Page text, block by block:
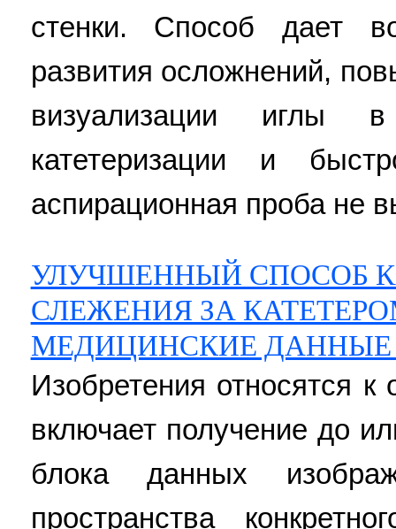
стенки. Способ дает
развития осложнений,
визуализации иглы
катетеризации и
аспирационная проба не
УЛУЧШЕННЫЙ СПОСОБ
СЛЕЖЕНИЯ ЗА
МЕДИЦИНСКИЕ ДАННЫЕ
Изобретения относятся
включает получение до
блока данных
пространства